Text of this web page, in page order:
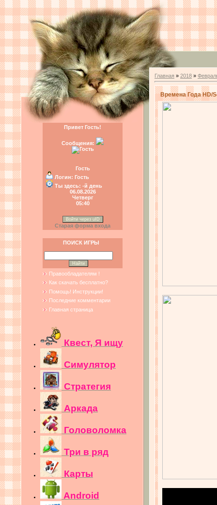
Привет Гость!
Сообщения:
Гость
Логин: Гость
Ты здесь: -й день
06.08.2026
Четверг
05:40
Войти через uID
Старая форма входа
ПОИСК ИГРЫ
Правообладателям !
Как скачать бесплатно?
Помощь! Инструкции!
Последние комментарии
Главная страница
Квест, Я ищу
Симулятор
Стратегия
Аркада
Головоломка
Три в ряд
Карты
Android
Главная » 2018 »
Времена Года HD/